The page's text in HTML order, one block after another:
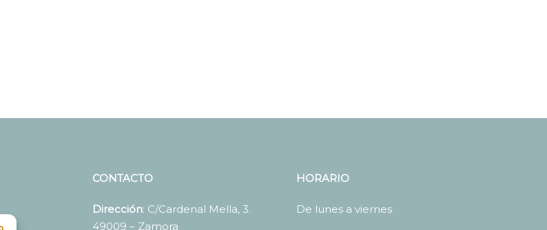
CONTACTO
Dirección: C/Cardenal Mella, 3.
49009 – Zamora
HORARIO
De lunes a viernes